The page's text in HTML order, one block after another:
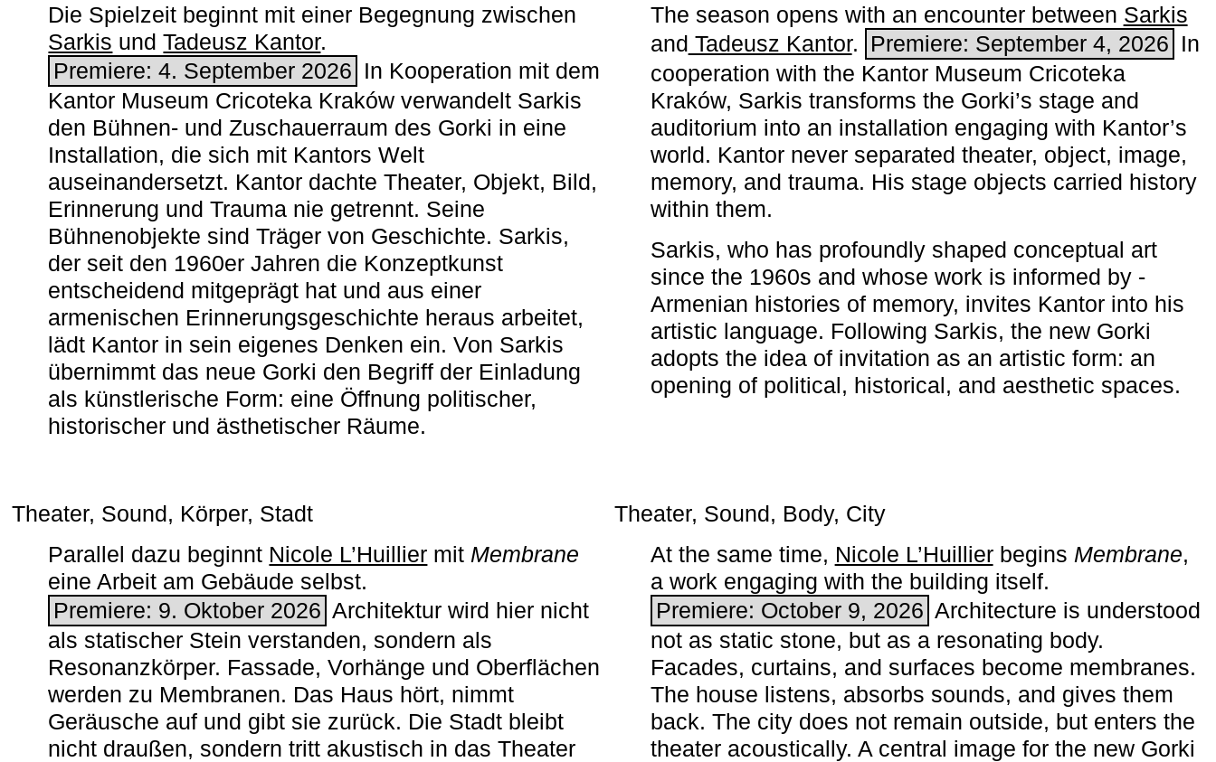
Die Spielzeit beginnt mit einer Begegnung zwischen
Sarkis undTadeusz Kantor.
Premiere: 4. September 2026 In Kooperation mit dem
Kantor Museum Cricoteka Kraków verwandelt Sarkis
den Bühnen- und Zuschauerraum des Gorki in eine
Installation, die sich mit Kantors Welt
auseinandersetzt. Kantor dachte Theater, Objekt, Bild,
Erinnerung und Trauma nie getrennt. Seine
Bühnenobjekte sind Träger von Geschichte. Sarkis,
der seit den 1960er Jahren die Konzeptkunst
entscheidend mitgeprägt hat und aus einer
armenischen ­Erinnerungsgeschichte heraus arbeitet,
lädt Kantor in sein eigenes Denken ein. Von Sarkis
übernimmt das neue Gorki den Begriff der Einladung
als künstlerische Form: eine Öffnung politischer,
historischer und ästhetischer Räume.
The season opens with an encounter between Sarkis
and Tadeusz Kantor. Premiere: September 4, 2026 In
cooperation with the ­Kantor Museum Cricoteka
Kraków, Sarkis transforms the Gorki’s stage and
auditorium into an installation engaging with Kantor’s
world. Kantor never separated theater, object, image,
memory, and trauma. His stage objects carried history
within them.
Sarkis, who has profoundly shaped conceptual art
since the 1960s and whose work is informed by ­
Armenian histories of memory, invites Kantor into his
artistic language. Following Sarkis, the new Gorki
adopts the idea of invitation as an artistic form: an
opening of political, historical, and aesthetic spaces.
Theater, Sound, Körper, Stadt
Parallel dazu beginnt Nicole L’Huillier mit ­ Membrane
eine Arbeit am Gebäude selbst.
Premiere: 9. Oktober 2026 Architektur wird hier nicht
als statischer Stein verstanden, sondern als
Resonanzkörper. Fassade, Vorhänge und Oberflächen
werden zu Membranen. Das Haus hört, nimmt
Geräusche auf und gibt sie zurück. Die Stadt bleibt
nicht draußen, sondern tritt akustisch in das Theater
Theater, Sound, Body, City
At the same time, Nicole L’Huillierbegins ­ Membrane,
a work engaging with the building itself.
Premiere: October 9, 2026 Architecture is understood
not as static stone, but as a resonating body.
Facades, curtains, and surfaces become membranes.
The house listens, absorbs sounds, and gives them
back. The city does not remain outside, but enters the
theater acoustically. A central image for the new Gorki